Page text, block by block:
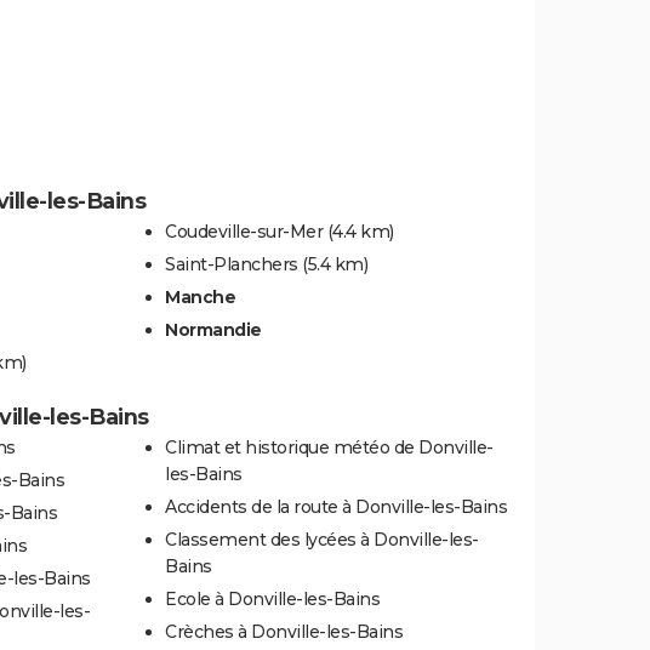
les-Bains
Coudeville-sur-Mer (4.4 km)
Saint-Planchers (5.4 km)
Manche
Normandie
les-Bains
Bains
Bains
les-Bains
les-
Climat et historique météo de Donville-
les-Bains
Accidents de la route à Donville-les-Bains
Classement des lycées à Donville-les-
Bains
Ecole à Donville-les-Bains
Crèches à Donville-les-Bains